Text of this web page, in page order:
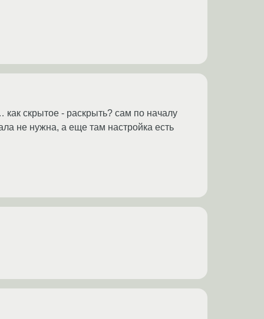
скрытое - раскрыть? сам по началу
не нужна, а еще там настройка есть